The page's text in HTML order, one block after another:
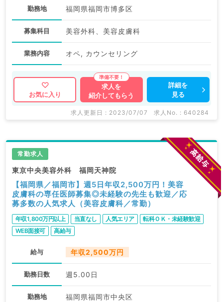
勤務地 福岡県福岡市博多区
募集科目 美容外科、美容皮膚科
業務内容 オペ, カウンセリング
お気に入り
求人を
紹介してもらう
詳細を
見る
求人更新日 : 2023/07/07 求人No. : 640284
常勤求人
東京中央美容外科 福岡天神院
【福岡県／福岡市】週5日年収2,500万円！美容
皮膚科の専任医師募集◎未経験の先生も歓迎／応
募多数の人気求人（美容皮膚科／常勤）
年収1,800万円以上 当直なし 人気エリア
転科ＯＫ・未経験歓迎
WEB面接可
高給与
給与 年収2,500万円
勤務日数 週5.00日
勤務地 福岡県福岡市中央区